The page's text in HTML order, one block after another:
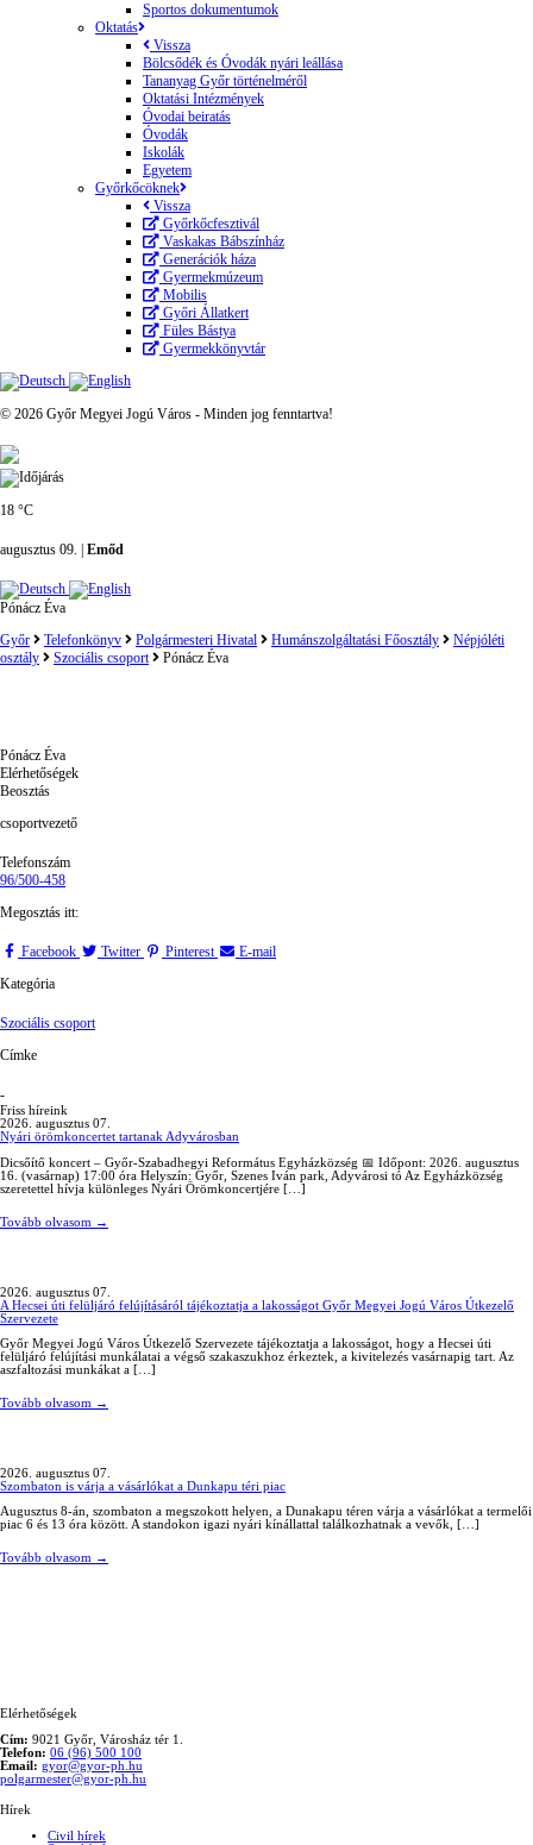
Sportos dokumentumok
Oktatás
Vissza
Bölcsődék és Óvodák nyári leállása
Tananyag Győr történelméről
Oktatási Intézmények
Óvodai beiratás
Óvodák
Iskolák
Egyetem
Győrkőcöknek
Vissza
Győrkőcfesztivál
Vaskakas Bábszínház
Generációk háza
Gyermekmúzeum
Mobilis
Győri Állatkert
Füles Bástya
Gyermekkönyvtár
© 2026 Győr Megyei Jogú Város - Minden jog fenntartva!
18 °C
augusztus 09. | Emőd
Pónácz Éva
Győr
Telefonkönyv Polgármesteri Hivatal Humánszolgáltatási Főosztály
Népjóléti
osztály
Szociális csoport Pónácz Éva
Pónácz Éva
Elérhetőségek
Beosztás
csoportvezető
Telefonszám
96/500-458
Megosztás itt:
Facebook Twitter Pinterest
E-mail
Kategória
Szociális csoport
Címke
-
Friss híreink
2026. augusztus 07.
Nyári örömkoncertet tartanak Adyvárosban
Dicsőítő koncert – Győr-Szabadhegyi Református Egyházközség 📅 Időpont: 2026. augusztus
16. (vasárnap) 17:00 óra Helyszín: Győr, Szenes Iván park, Adyvárosi tó Az Egyházközség
szeretettel hívja különleges Nyári Örömkoncertjére […]
Tovább olvasom →
2026. augusztus 07.
A Hecsei úti felüljáró felújításáról tájékoztatja a lakosságot Győr Megyei Jogú Város Útkezelő
Szervezete
Győr Megyei Jogú Város Útkezelő Szervezete tájékoztatja a lakosságot, hogy a Hecsei úti
felüljáró felújítási munkálatai a végső szakaszukhoz érkeztek, a kivitelezés vasárnapig tart. Az
aszfaltozási munkákat a […]
Tovább olvasom →
2026. augusztus 07.
Szombaton is várja a vásárlókat a Dunkapu téri piac
Augusztus 8-án, szombaton a megszokott helyen, a Dunakapu téren várja a vásárlókat a termelői
piac 6 és 13 óra között. A standokon igazi nyári kínállattal találkozhatnak a vevők, […]
Tovább olvasom →
Elérhetőségek
Cím: 9021 Győr, Városház tér 1.
Telefon: 06 (96) 500 100
Email: gyor@gyor-ph.hu
polgarmester@gyor-ph.hu
Hírek
Civil hírek